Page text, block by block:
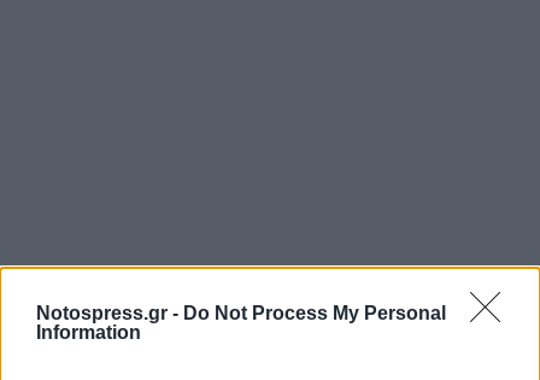
Notospress.gr - Do Not Process My Personal
Information